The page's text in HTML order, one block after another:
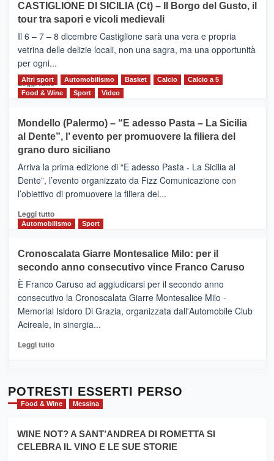
MOIO
ALCANTARA
–
Vivicittà,
alla
scoperta
del
territorio,
e
messaggi
di
CASTIGLIONE DI SICILIA (Ct) – Il Borgo del Gusto, il
tour tra sapori e vicoli medievali
Il 6 – 7 – 8 dicembre Castiglione sarà una vera e propria
vetrina delle delizie locali, non una sagra, ma una opportunità
per ogni...
Leggi tuttoLeggi
di
CASTIGLIONE
DI
SICILIA
(Ct)
–
Il
Borgo
Gusto,
il
tra
sapori
vicoli
medievali
Altri sport Automobilismo Basket Calcio
Calcio a 5
Food & Wine
Sport Video
Mondello (Palermo) – “E adesso Pasta – La Sicilia
al Dente”, l’ evento per promuovere la filiera del
grano duro siciliano
Arriva la prima edizione di “E adesso Pasta - La Sicilia al
Dente”, l’evento organizzato da Fizz Comunicazione con
l’obiettivo di promuovere la filiera del...
Leggi tuttoLeggi
di
Mondello
(Palermo)
–
“E
adesso
Pasta
–
Sicilia
l’
evento
per
la
filiera
Automobilismo Sport
Cronoscalata Giarre Montesalice Milo: per il
secondo anno consecutivo vince Franco Caruso
È Franco Caruso ad aggiudicarsi per il secondo anno
consecutivo la Cronoscalata Giarre Montesalice Milo -
Memorial Isidoro Di Grazia, organizzata dall'Automobile Club
Acireale, in sinergia...
Leggi tuttoLeggi
Cronoscalata
Giarre
Montesalice
per
il
POTRESTI ESSERTI PERSO
Food & Wine Messina
WINE NOT? A SANT’ANDREA DI ROMETTA SI
CELEBRA IL VINO E LE SUE STORIE